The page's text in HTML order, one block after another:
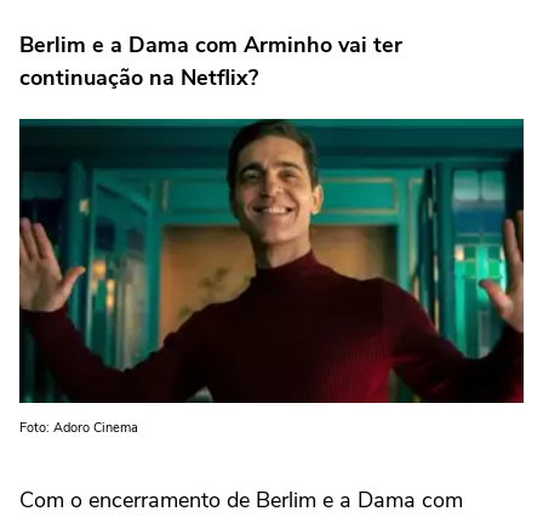
Berlim e a Dama com Arminho vai ter
continuação na Netflix?
Foto: Adoro Cinema
Com o encerramento de Berlim e a Dama com